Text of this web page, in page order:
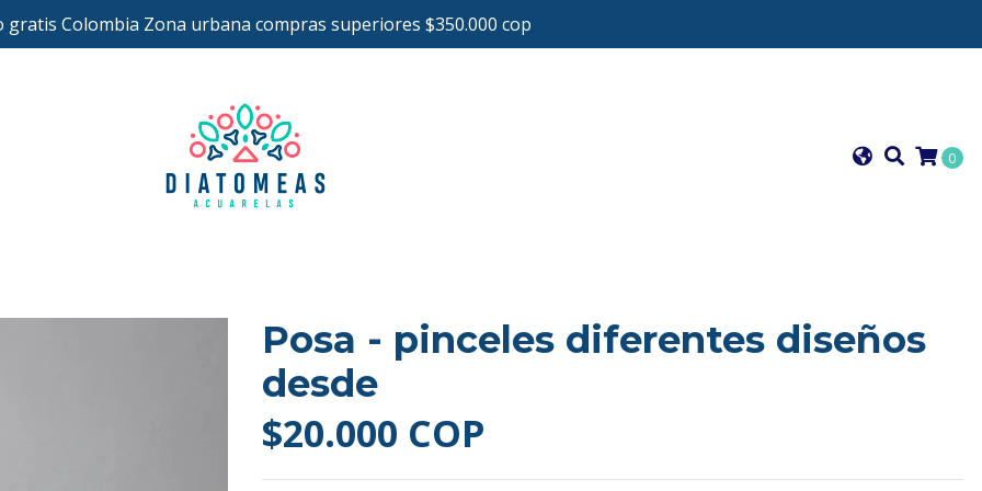
gratis Colombia Zona urbana compras superiores $350.000 cop
0
Posa - pinceles diferentes diseños
desde
$20.000 COP